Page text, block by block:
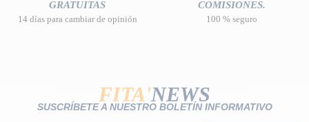
GRATUITAS
14 días para cambiar de opinión
COMISIONES.
100 % seguro
FITA'NEWS
SUSCRÍBETE A NUESTRO BOLETÍN INFORMATIVO